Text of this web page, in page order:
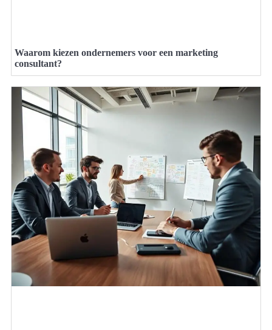
Waarom kiezen ondernemers voor een marketing
consultant?